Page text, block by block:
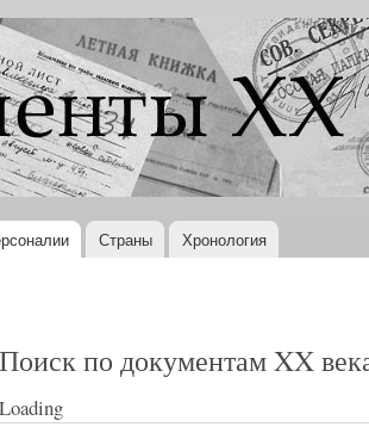
Перейти к
основному
содержанию
Страны Хронология
Поиск по документам XX
Loading